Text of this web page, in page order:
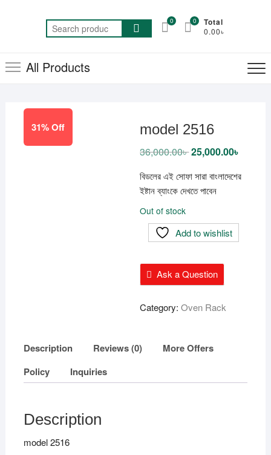
Search
for:
0 Total
0.00৳
0
All Products
31% Off model 2516
36,000.00৳Original
price
36,000.00৳ .
25,000.00৳
বিডলের এই সোফা সারা বাংলাদেশের
ইষ্টান ব্যাংকে দেখতে পাবেন
Out of stock
Add to wishlist
Ask a Question
Category:Oven Rack
Description Reviews (0)
More Offers
Policy
Inquiries
Description
model 2516